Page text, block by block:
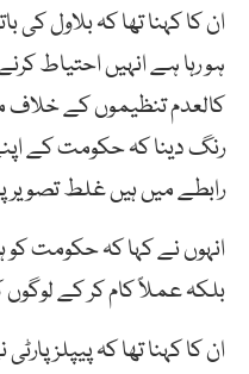
ان کا کہنا تھا کہ بلاول کی
ہو رہا ہے انہیں احتیاط
کالعدم تنظیموں کے خلاف
رنگ دینا کہ حکومت کے
رابطے میں ہیں غلط تصویر
انہوں نے کہا کہ حکومت کو
بلکہ عملاً کام کر کے لوگوں
ان کا کہنا تھا کہ پیپلز